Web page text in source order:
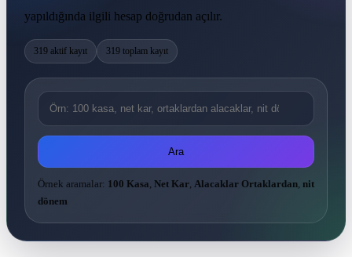
yapıldığında ilgili hesap doğrudan açılır.
319 aktif kayıt 319 toplam kayıt
Ara
Örnek aramalar: 100 Kasa, Net Kar, Alacaklar Ortaklardan, nit
dönem